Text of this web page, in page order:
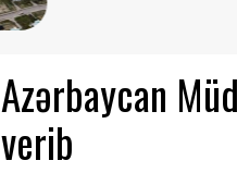
Azərbaycan
verib